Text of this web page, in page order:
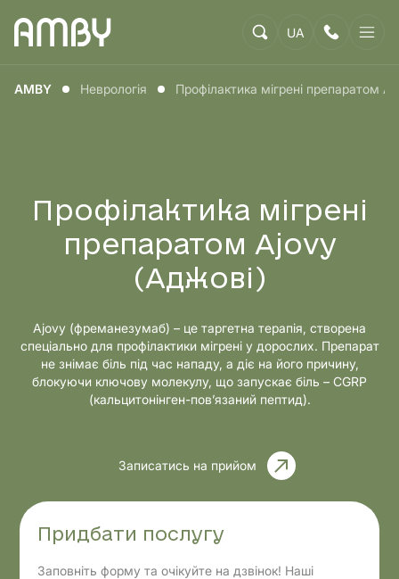
UA
AMBY Неврологія Профілактика мігрені препаратом
Профілактика мігрені
препаратом Ajovy
(Аджові)
Ajovy (фреманезумаб) – це таргетна терапія, створена
спеціально для профілактики мігрені у дорослих. Препарат
не знімає біль під час нападу, а діє на його причину,
блокуючи ключову молекулу, що запускає біль – CGRP
(кальцитонінген-пов’язаний пептид).
Записатись на прийом
Придбати послугу
Заповніть форму та очікуйте на дзвінок! Наші